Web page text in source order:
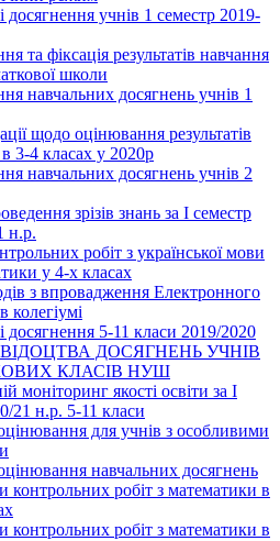
досягнення учнів 1 семестр 2019-
та фіксація результатів навчання
школи
навчальних досягнень учнів 1
щодо оцінювання результатів
3-4 класах у 2020р
навчальних досягнень учнів 2
зрізів знань за І семестр
н.р.
робіт з української мови
у 4-х класах
з впровадження Електронного
колегіумі
досягнення 5-11 класи 2019/2020
ДОСЯГНЕНЬ УЧНІВ
КЛАСІВ НУШ
моніторинг якості освіти за І
21 н.р. 5-11 класи
для учнів з особливими
навчальних досягнень
контрольних робіт з математики в
контрольних робіт з математики в